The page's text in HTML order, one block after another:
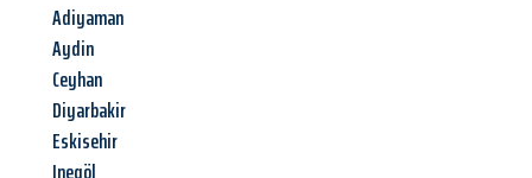
Adiyaman
Aydin
Ceyhan
Diyarbakir
Eskisehir